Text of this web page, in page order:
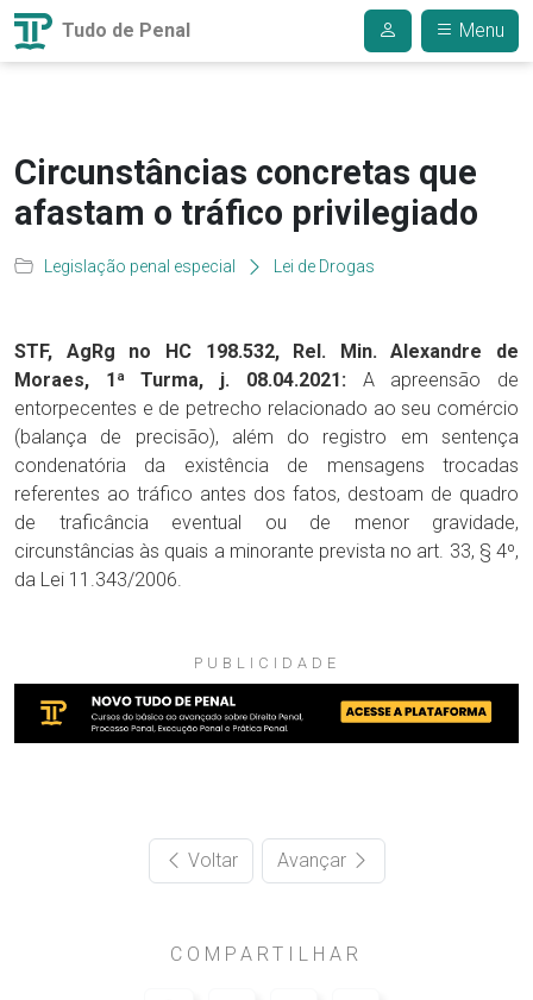
Tudo de Penal Menu
Circunstâncias concretas que
afastam o tráfico privilegiado
Legislação penal especial Lei de Drogas
STF, AgRg no HC 198.532, Rel. Min. Alexandre de
Moraes, 1ª Turma, j. 08.04.2021: A apreensão de
entorpecentes e de petrecho relacionado ao seu comércio
(balança de precisão), além do registro em sentença
condenatória da existência de mensagens trocadas
referentes ao tráfico antes dos fatos, destoam de quadro
de traficância eventual ou de menor gravidade,
circunstâncias às quais a minorante prevista no art. 33, § 4º,
da Lei 11.343/2006.
PUBLICIDADE
Voltar Avançar
COMPARTILHAR